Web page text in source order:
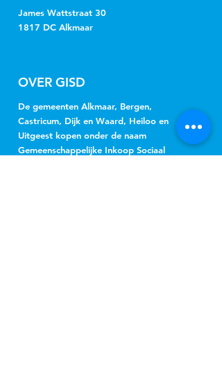
James Wattstraat 30
1817 DC Alkmaar
OVER GISD
De gemeenten Alkmaar, Bergen,
Castricum, Dijk en Waard, Heiloo en
Uitgeest kopen onder de naam
Gemeenschappelijke Inkoop Sociaal